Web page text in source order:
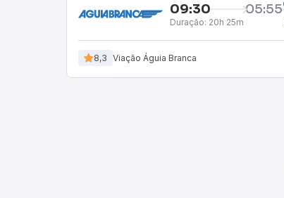
09:30 05:55
Duração: 20h 25m
8,3 Viação Águia Branca